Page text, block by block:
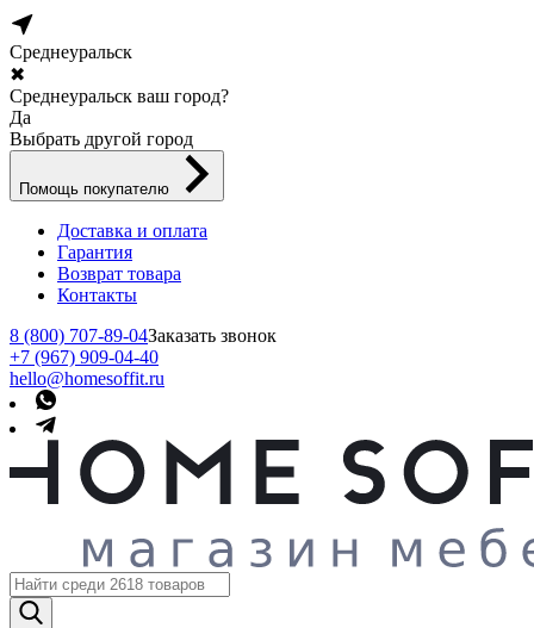
Среднеуральск
✖
Среднеуральск ваш город?
Да
Выбрать другой город
Помощь покупателю
Доставка и оплата
Гарантия
Возврат товара
Контакты
8 (800) 707-89-04Заказать звонок
+7 (967) 909-04-40
hello@homesoffit.ru